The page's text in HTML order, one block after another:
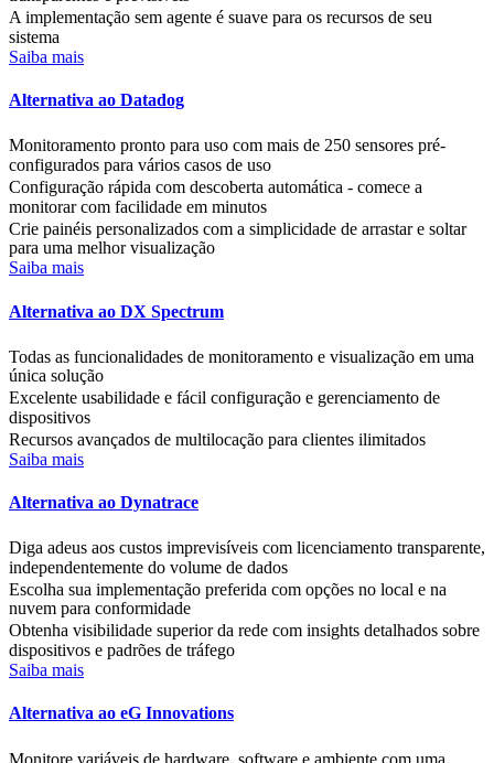
A implementação sem agente é suave para os recursos de seu
sistema
Saiba mais
Alternativa ao Datadog
Monitoramento pronto para uso com mais de 250 sensores pré-
configurados para vários casos de uso
Configuração rápida com descoberta automática - comece a
monitorar com facilidade em minutos
Crie painéis personalizados com a simplicidade de arrastar e soltar
para uma melhor visualização
Saiba mais
Alternativa ao DX Spectrum
Todas as funcionalidades de monitoramento e visualização em uma
única solução
Excelente usabilidade e fácil configuração e gerenciamento de
dispositivos
Recursos avançados de multilocação para clientes ilimitados
Saiba mais
Alternativa ao Dynatrace
Diga adeus aos custos imprevisíveis com licenciamento transparente,
independentemente do volume de dados
Escolha sua implementação preferida com opções no local e na
nuvem para conformidade
Obtenha visibilidade superior da rede com insights detalhados sobre
dispositivos e padrões de tráfego
Saiba mais
Alternativa ao eG Innovations
Monitore variáveis de hardware, software e ambiente com uma